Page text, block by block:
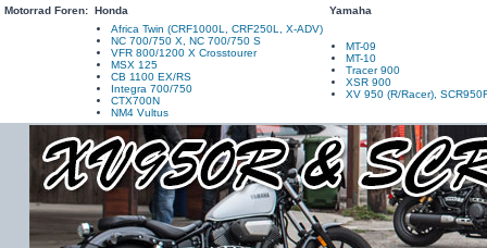
Motorrad Foren: Honda
Yamaha
Africa Twin (CRF1000L, CRF250L, X-ADV)
NC 700/750 X, NC 700/750 S
VFR 800/1200 X Crosstourer
MSX 125
CB 1100 EX/RS
Integra 700/750
CTX700N
NM4 Vultus
MT-09
MT-10
Tracer 900
XSR 900
XV 950 (R/Racer),